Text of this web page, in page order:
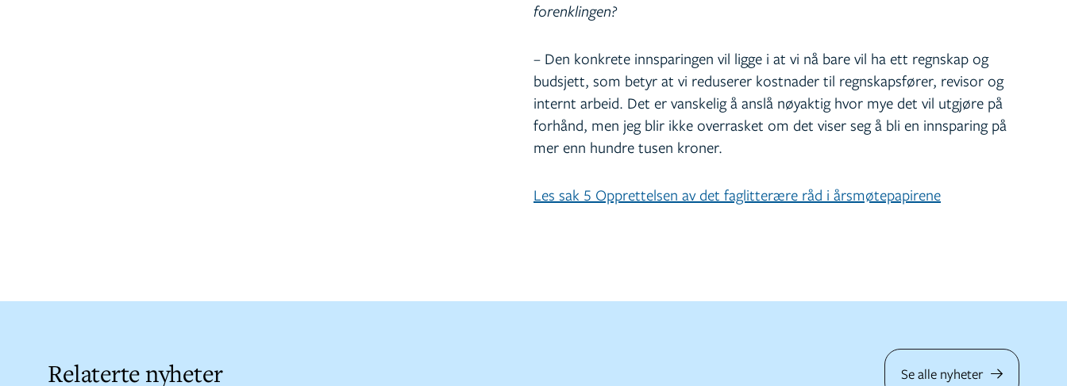
forenklingen?
– Den konkrete innsparingen vil ligge i at vi nå bare vil ha ett regnskap og
budsjett, som betyr at vi reduserer kostnader til regnskapsfører, revisor og
internt arbeid. Det er vanskelig å anslå nøyaktig hvor mye det vil utgjøre på
forhånd, men jeg blir ikke overrasket om det viser seg å bli en innsparing på
mer enn hundre tusen kroner.
Les sak 5 Opprettelsen av det faglitterære råd i årsmøtepapirene
Relaterte nyheter Se alle nyheter